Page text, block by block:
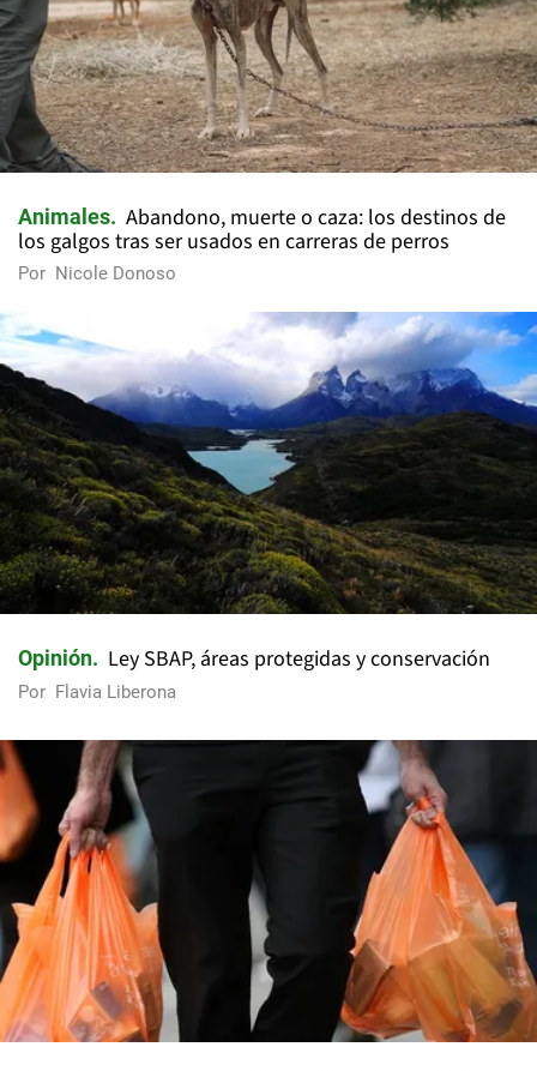
Animales
Abandono, muerte o caza: los destinos de
los galgos tras ser usados en carreras de perros
Por Nicole Donoso
Opinión Ley SBAP, áreas protegidas y conservación
Por Flavia Liberona